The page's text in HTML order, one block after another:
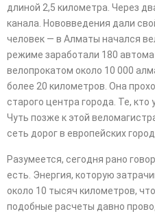
длиной 2,5 километра. Через
канала. Нововведения дали
человек — в Алматы начался
режиме заработали 180
велопрокатом около 10 000
более 20 километров. Она
старого центра города. Те,
Чуть позже к этой
сеть дорог в европейских
Разумеется, сегодня рано
есть. Энергия, которую
около 10 тысяч километров,
подобные расчеты давно